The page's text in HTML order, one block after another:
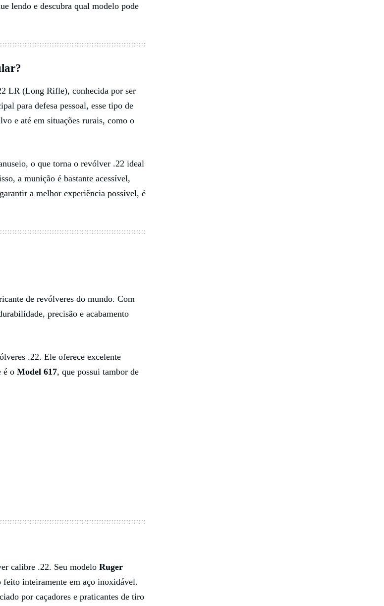
lendo e descubra qual modelo pode
LR (Long Rifle), conhecida por ser
para defesa pessoal, esse tipo de
e até em situações rurais, como o
o que torna o revólver .22 ideal
a munição é bastante acessível,
a melhor experiência possível, é
de revólveres do mundo. Com
precisão e acabamento
.22. Ele oferece excelente
é o Model 617, que possui tambor de
calibre .22. Seu modelo Ruger
feito inteiramente em aço inoxidável.
por caçadores e praticantes de tiro